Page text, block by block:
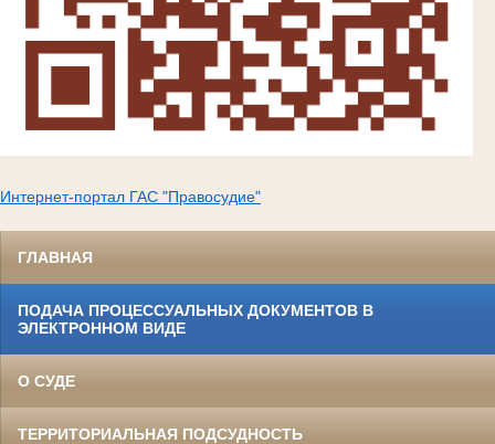
Интернет-портал ГАС "Правосудие"
ГЛАВНАЯ
ПОДАЧА ПРОЦЕССУАЛЬНЫХ ДОКУМЕНТОВ В
ЭЛЕКТРОННОМ ВИДЕ
О СУДЕ
ТЕРРИТОРИАЛЬНАЯ ПОДСУДНОСТЬ